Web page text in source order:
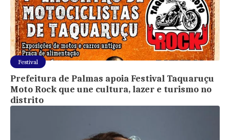
Festival
Prefeitura de Palmas apoia Festival Taquaruçu
Moto Rock que une cultura, lazer e turismo no
distrito